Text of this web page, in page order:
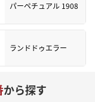
パーペチュアル 1908
ランドドゥエラー
から探す